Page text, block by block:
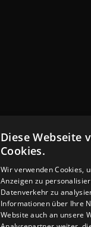
Diese Webseite
Cookies.
Wir verwenden Cookies,
Anzeigen zu
Datenverkehr zu
Informationen über Ihre
Website auch an unsere